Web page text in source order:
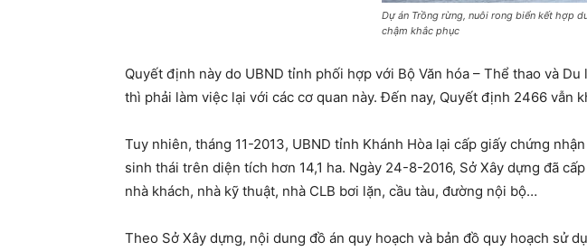
Dự án Trồng rừng, nuôi rong biển kết hợp
chậm khắc phục
Quyết định này do UBND tỉnh phối hợp với Bộ Văn hóa – Thể thao và
thì phải làm việc lại với các cơ quan này. Đến nay, Quyết định 2466 vẫn
Tuy nhiên, tháng 11-2013, UBND tỉnh Khánh Hòa lại cấp giấy chứng
sinh thái trên diện tích hơn 14,1 ha. Ngày 24-8-2016, Sở Xây dựng đã
nhà khách, nhà kỹ thuật, nhà CLB bơi lặn, cầu tàu, đường nội bộ…
Theo Sở Xây dựng, nội dung đồ án quy hoạch và bản đồ quy hoạch sử